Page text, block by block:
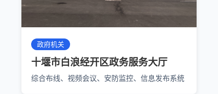
政府机关
十堰市白浪经开区政务服务大厅
综合布线、视频会议、安防监控、信息发布系统